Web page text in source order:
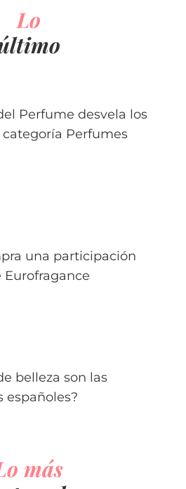
Lo
Perfume desvela los
Perfumes
una participación
belleza son las
españoles?
más